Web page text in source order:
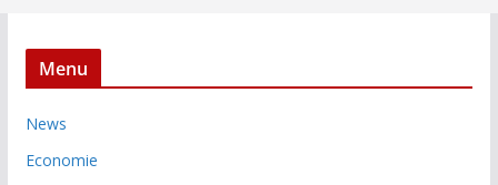
Menu
News
Economie